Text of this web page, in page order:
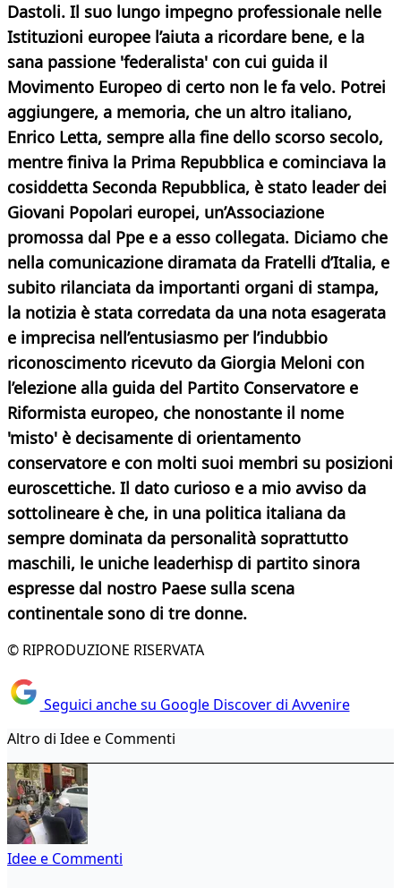
Dastoli. Il suo lungo impegno professionale nelle
Istituzioni europee l’aiuta a ricordare bene, e la
sana passione 'federalista' con cui guida il
Movimento Europeo di certo non le fa velo. Potrei
aggiungere, a memoria, che un altro italiano,
Enrico Letta, sempre alla fine dello scorso secolo,
mentre finiva la Prima Repubblica e cominciava la
cosiddetta Seconda Repubblica, è stato leader dei
Giovani Popolari europei, un’Associazione
promossa dal Ppe e a esso collegata. Diciamo che
nella comunicazione diramata da Fratelli d’Italia, e
subito rilanciata da importanti organi di stampa,
la notizia è stata corredata da una nota esagerata
e imprecisa nell’entusiasmo per l’indubbio
riconoscimento ricevuto da Giorgia Meloni con
l’elezione alla guida del Partito Conservatore e
Riformista europeo, che nonostante il nome
'misto' è decisamente di orientamento
conservatore e con molti suoi membri su posizioni
euroscettiche. Il dato curioso e a mio avviso da
sottolineare è che, in una politica italiana da
sempre dominata da personalità soprattutto
maschili, le uniche leaderhisp di partito sinora
espresse dal nostro Paese sulla scena
continentale sono di tre donne.
© RIPRODUZIONE RISERVATA
Seguici anche su Google Discover di Avvenire
Altro di Idee e Commenti
Idee e Commenti